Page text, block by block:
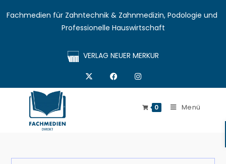
Fachmedien für Zahntechnik & Zahnmedizin, Podologie und
Professionelle Hauswirtschaft
VERLAG NEUER MERKUR
0 Menü